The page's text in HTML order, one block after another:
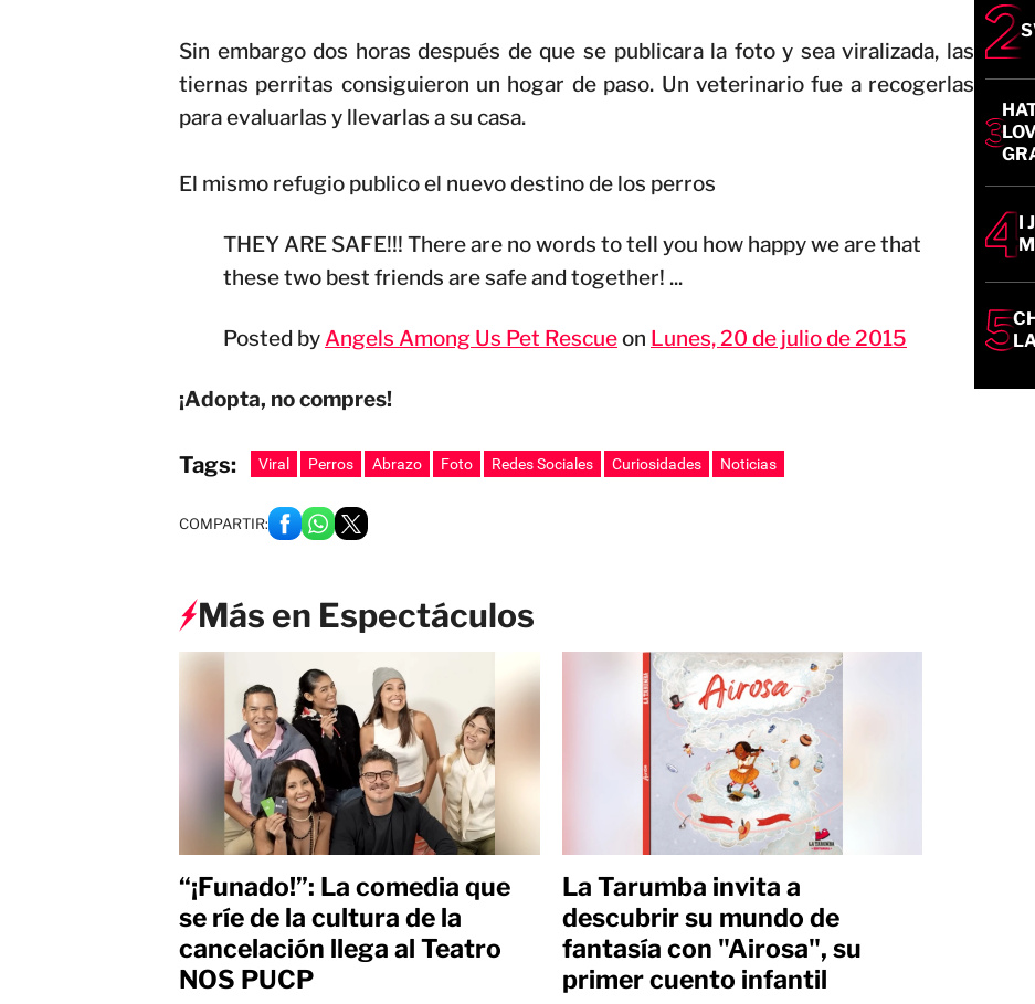
Sin embargo dos horas después de que se publicara la foto y sea viralizada, las
tiernas perritas consiguieron un hogar de paso. Un veterinario fue a recogerlas
para evaluarlas y llevarlas a su casa.
El mismo refugio publico el nuevo destino de los perros
THEY ARE SAFE!!! There are no words to tell you how happy we are that
these two best friends are safe and together! ...
Posted byAngels Among Us Pet Rescueon Lunes, 20 de julio de 2015
¡Adopta, no compres!
Tags: Viral Perros Abrazo Foto Redes Sociales Curiosidades Noticias
COMPARTIR:
I
Más en Espectáculos
“¡Funado!”: La comedia que
se ríe de la cultura de la
cancelación llega al Teatro
NOS PUCP
La Tarumba invita a
descubrir su mundo de
fantasía con "Airosa", su
primer cuento infantil